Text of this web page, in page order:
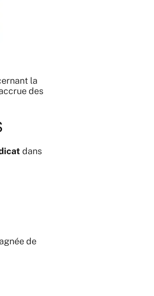
la
des
dans
de